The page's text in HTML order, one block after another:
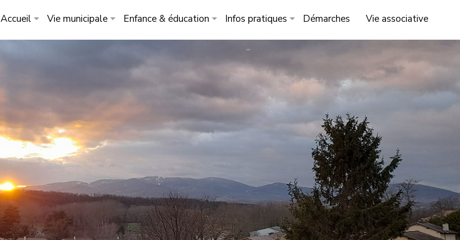
Accueil Vie municipale Enfance & éducation Infos pratiques Démarches Vie associative